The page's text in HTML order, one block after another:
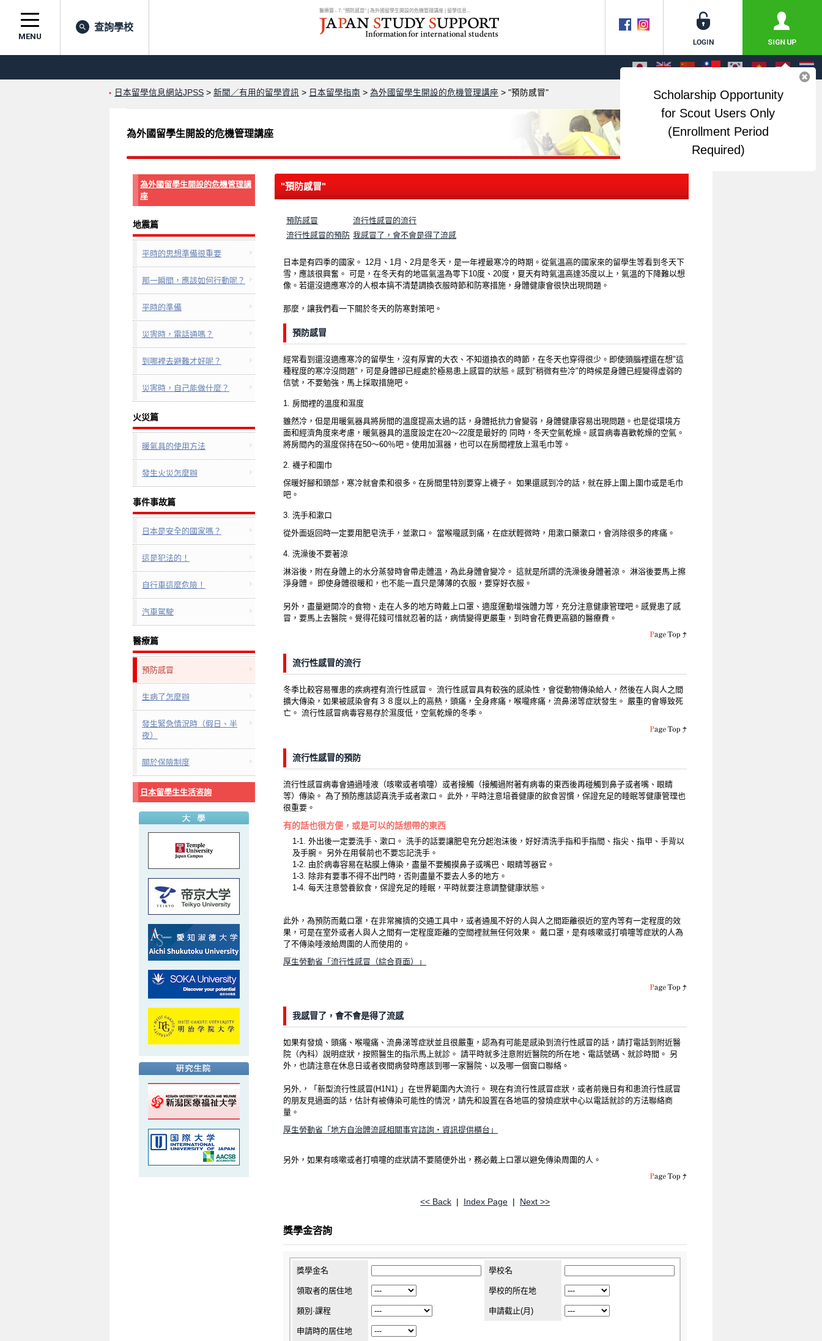
醫療篇 - 7. "預防感冒" | 為外國留學生開設的危機管理講座 | 留學信息...
MENU
查詢學校
Scholarship Opportunity
for Scout Users Only
(Enrollment Period
Required)
日本留學信息網站JPSS > 新聞／有用的留學資訊 > 日本留學指南 > 為外國留學生開設的危機管理講座 > "預防感冒"
為外國留學生開設的危機管理講座
為外國留學生開設的危機管理講
座
地震篇
平時的思想準備很重要
那一瞬間，應該如何行動呢？
平時的準備
災害時，電話通嗎？
到哪裡去避難才好呢？
災害時，自己能做什麼？
火災篇
暖氣具的使用方法
發生火災怎麼辦
事件事故篇
日本是安全的國家嗎？
這是犯法的！
自行車這麼危險！
汽車駕駛
醫療篇
預防感冒
生病了怎麼辦
發生緊急情況時（假日、半
夜）
關於保險制度
日本留學生生活咨詢
"預防感冒"
預防感冒
流行性感冒的流行
流行性感冒的預防 我感冒了，會不會是得了流感
日本是有四季的國家。 12月、1月、2月是冬天，是一年裡最寒冷的時期。從氣溫高的國家來的留學生等看到冬天下
雪，應該很興奮。 可是，在冬天有的地區氣溫為零下10度、20度，夏天有時氣溫高達35度以上，氣溫的下降難以想
像。若還沒適應寒冷的人根本搞不清楚調換衣服時節和防寒措施，身體健康會很快出現問題。
那麼，讓我們看一下關於冬天的防寒對策吧。
預防感冒
經常看到還沒適應寒冷的留學生，沒有厚實的大衣、不知道換衣的時節，在冬天也穿得很少。即使頭腦裡還在想"這
種程度的寒冷沒問題"，可是身體卻已經處於極易患上感冒的狀態。感到"稍微有些冷"的時候是身體已經變得虛弱的
信號，不要勉強，馬上採取措施吧。
1. 房間裡的溫度和濕度
雖然冷，但是用暖氣器具將房間的溫度提高太過的話，身體抵抗力會變弱，身體健康容易出現問題。也是從環境方
面和經濟角度來考慮，暖氣器具的溫度設定在20～22度是最好的 同時，冬天空氣乾燥。感冒病毒喜歡乾燥的空氣。
將房間內的濕度保持在50～60％吧。使用加濕器，也可以在房間裡放上濕毛巾等。
2. 襪子和圍巾
保暖好腳和頭部，寒冷就會柔和很多。在房間里特別要穿上襪子。 如果還感到冷的話，就在脖上圍上圍巾或是毛巾
吧。
3. 洗手和漱口
從外面返回時一定要用肥皂洗手，並漱口。 當喉嚨感到痛，在症狀輕微時，用漱口藥漱口，會消除很多的疼痛。
4. 洗澡後不要著涼
淋浴後，附在身體上的水分蒸發時會帶走體溫，為此身體會變冷。 這就是所謂的洗澡後身體著涼。 淋浴後要馬上擦
淨身體。 即使身體很暖和，也不能一直只是薄薄的衣服，要穿好衣服。
另外，盡量避開冷的食物、走在人多的地方時戴上口罩、適度運動增強體力等，充分注意健康管理吧。感覺患了感
冒，要馬上去醫院。覺得花錢可惜就忍著的話，病情變得更嚴重，到時會花費更高額的醫療費。
流行性感冒的流行
冬季比較容易罹患的疾病裡有流行性感冒。 流行性感冒具有較強的感染性，會從動物傳染給人，然後在人與人之間
擴大傳染，如果被感染會有３８度以上的高熱，頭痛，全身疼痛，喉嚨疼痛，流鼻涕等症狀發生。 嚴重的會導致死
亡。 流行性感冒病毒容易存於濕度低，空氣乾燥的冬季。
流行性感冒的預防
流行性感冒病毒會通過唾液（咳嗽或者噴嚏）或者接觸（接觸過附著有病毒的東西後再碰觸到鼻子或者嘴、眼睛
等）傳染。 為了預防應該認真洗手或者漱口。 此外，平時注意培養健康的飲食習慣，保證充足的睡眠等健康管理也
很重要。
有的話也很方便，或是可以的話想帶的東西
1-1. 外出後一定要洗手、漱口。 洗手的話要讓肥皂充分起泡沫後，好好清洗手指和手指間、指尖、指甲、手背以
及手腕。 另外在用餐前也不要忘記洗手。
1-2. 由於病毒容易在粘膜上傳染，盡量不要觸摸鼻子或嘴巴、眼睛等器官。
1-3. 除非有要事不得不出門時，否則盡量不要去人多的地方。
1-4. 每天注意營養飲食，保證充足的睡眠，平時就要注意調整健康狀態。
此外，為預防而戴口罩，在非常擁擠的交通工具中，或者通風不好的人與人之間距離很近的室內等有一定程度的效
果，可是在室外或者人與人之間有一定程度距離的空間裡就無任何效果。 戴口罩，是有咳嗽或打噴嚏等症狀的人為
了不傳染唾液給周圍的人而使用的。
厚生勞動省「流行性感冒（綜合頁面）」
我感冒了，會不會是得了流感
如果有發燒、頭痛、喉嚨痛、流鼻涕等症狀並且很嚴重，認為有可能是感染到流行性感冒的話，請打電話到附近醫
院（內科）說明症狀，按照醫生的指示馬上就診。 請平時就多注意附近醫院的所在地、電話號碼、就診時間。 另
外，也請注意在休息日或者夜間病發時應該到哪一家醫院、以及哪一個窗口聯絡。
另外,，「新型流行性感冒(H1N1) 」在世界範圍內大流行。 現在有流行性感冒症狀，或者前幾日有和患流行性感冒
的朋友見過面的話，估計有被傳染可能性的情況，請先和設置在各地區的發燒症狀中心以電話就診的方法聯絡商
量。
厚生勞動省「地方自治體流感相關事宜諮詢・資訊提供櫃台」
另外，如果有咳嗽或者打噴嚏的症狀請不要隨便外出，務必戴上口罩以避免傳染周圍的人。
<< Back | Index Page | Next >>
獎學金咨詢
獎學金名 學校名
領取者的居住地 學校的所在地
類別·課程 申請截止(月)
申請時的居住地